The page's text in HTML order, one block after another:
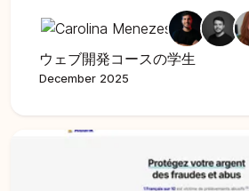
ウェブ開発コースの学生
December 2025